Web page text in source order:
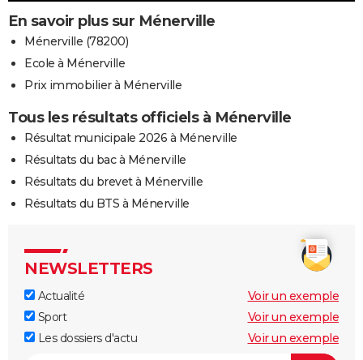
En savoir plus sur Ménerville
Ménerville (78200)
Ecole à Ménerville
Prix immobilier à Ménerville
Tous les résultats officiels à Ménerville
Résultat municipale 2026 à Ménerville
Résultats du bac à Ménerville
Résultats du brevet à Ménerville
Résultats du BTS à Ménerville
NEWSLETTERS
Actualité
Voir un exemple
Sport
Voir un exemple
Les dossiers d'actu
Voir un exemple